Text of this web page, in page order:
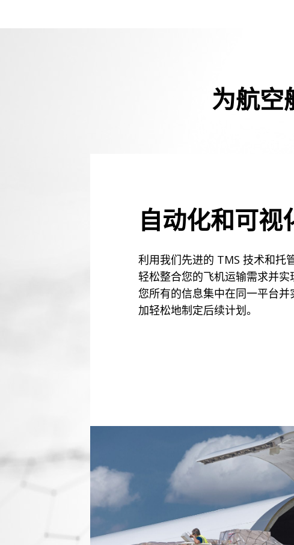
为航空
自动化和可视
利用我们先进的 TMS 技术和托
轻松整合您的飞机运输需求并实
您所有的信息集中在同一平台并
加轻松地制定后续计划。